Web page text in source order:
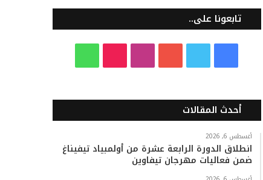
تابعونا على..
س
ب
و
ي
ت
ر
ت
ي
و
س
ت
ق
k
T
o
ت
س
ا
أحدث المقالات
أغسطس 6, 2026
انطلاق الدورة الرابعة عشرة من أولمبياد تيفيناغ
ضمن فعاليات مهرجان تيفاوين